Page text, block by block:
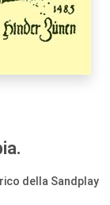
della Sandplay